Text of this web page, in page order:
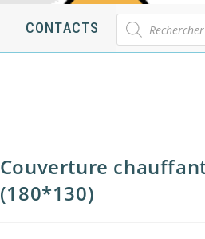
CONTACTS
Recherche
de
produits
Couverture
(180*130)